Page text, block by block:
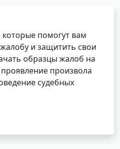
помогут вам
и защитить свои
образцы жалоб на
произвола
судебных